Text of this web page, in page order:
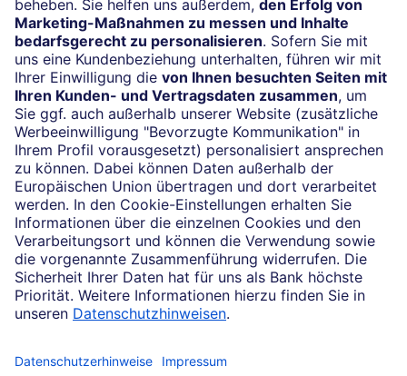
Vertrag widerrufen
Impressum
Konditionen und Preise
Rechtliche Hinweise
Datenschutz
Barrierefreiheit
Cookie-Einstellungen
Sicherheit und Technik
Notfallnummern